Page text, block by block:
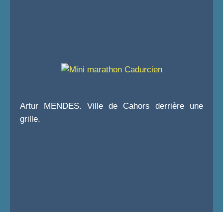
Artur MENDES. Ville de Cahors derrière une
grille.